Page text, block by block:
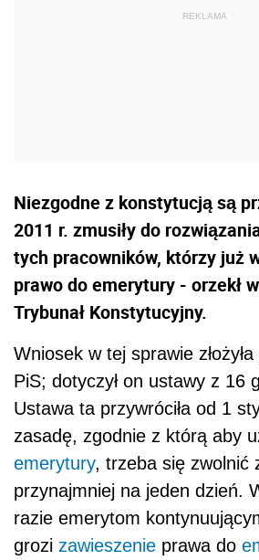
Niezgodne z konstytucją są
2011 r. zmusiły do
tych pracowników, którzy już
prawo do emerytury - orzekł
Trybunał Konstytucyjny.
Wniosek w tej sprawie
PiS; dotyczył on ustawy z 16
Ustawa ta przywróciła od 1
zasadę, zgodnie z którą aby
emerytury, trzeba się zwolnić
przynajmniej na jeden dzień.
razie emerytom
grozi zawieszenie prawa do